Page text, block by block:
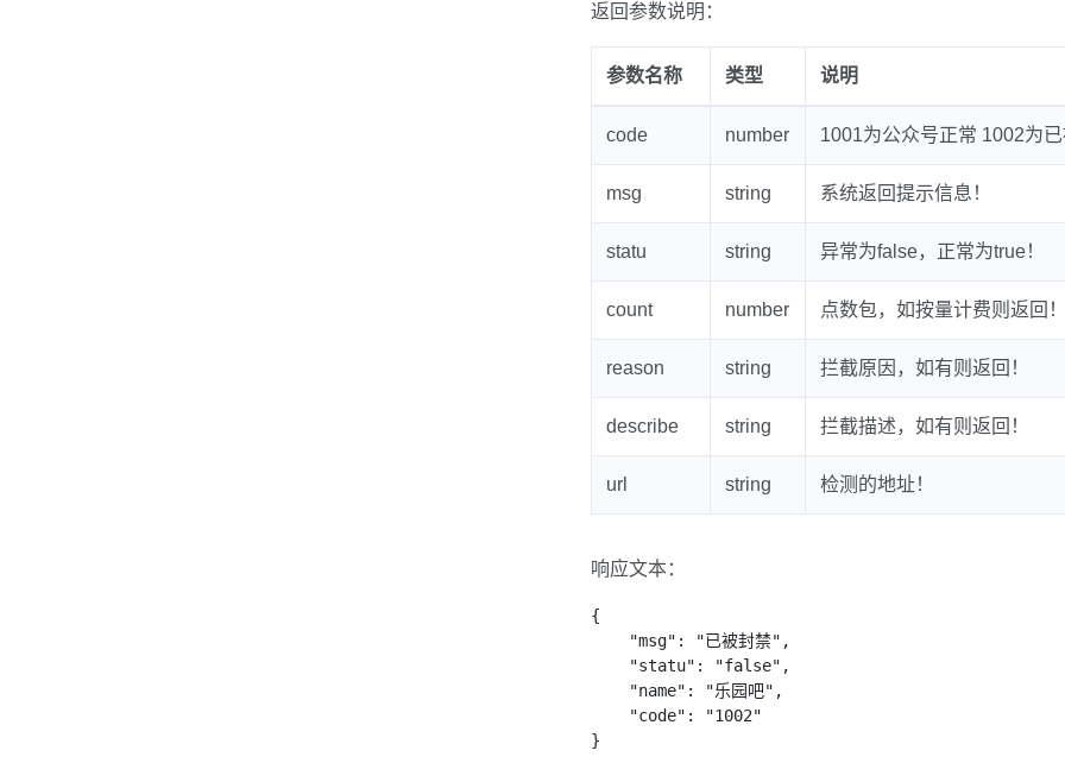
返回参数说明：
参数名称 类型 说明
code number 1001为公众号正常 1002为
msg string 系统返回提示信息！
statu string 异常为false，正常为true！
count number 点数包，如按量计费则返回！
reason string 拦截原因，如有则返回！
describe string 拦截描述，如有则返回！
url string 检测的地址！
响应文本：
{
}